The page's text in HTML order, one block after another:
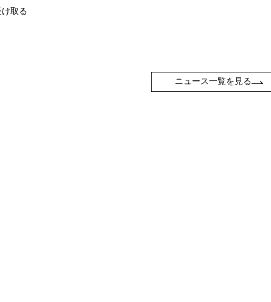
取る
ニュース一覧を見る